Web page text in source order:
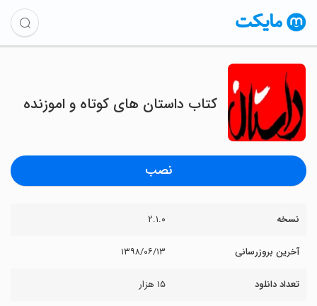
کتاب داستان های کوتاه و اموزنده
نصب
نسخه ۲.۱.۰
آخرین بروزرسانی ۱۳۹۸/۰۶/۱۳
تعداد دانلود ۱۵ هزار